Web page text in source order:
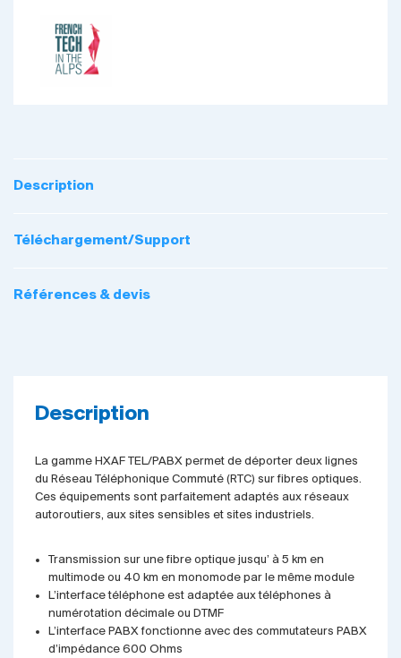
Description
Téléchargement/Support
Références & devis
Description
La gamme HXAF TEL/PABX permet de déporter deux lignes
du Réseau Téléphonique Commuté (RTC) sur fibres optiques.
Ces équipements sont parfaitement adaptés aux réseaux
autoroutiers, aux sites sensibles et sites industriels.
Transmission sur une fibre optique jusqu’ à 5 km en
multimode ou 40 km en monomode par le même module
L’interface téléphone est adaptée aux téléphones à
numérotation décimale ou DTMF
L’interface PABX fonctionne avec des commutateurs PABX
d’impédance 600 Ohms